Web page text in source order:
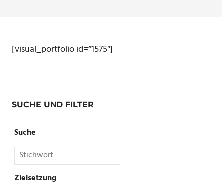
[visual_portfolio id=“1575″]
SUCHE UND FILTER
Suche
Zielsetzung